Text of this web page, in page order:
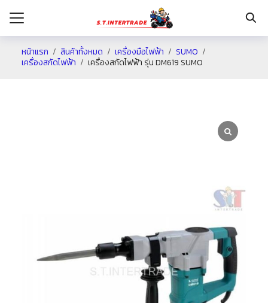
หน้าแรก สินค้าทั้งหมด เครื่องมือไฟฟ้า
SUMO
เครื่องสกัดไฟฟ้า
เครื่องสกัดไฟฟ้า รุ่น DM619 SUMO